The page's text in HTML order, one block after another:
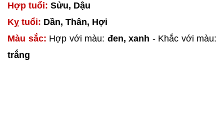
Hợp tuổi: Sửu, Dậu
Kỵ tuổi: Dần, Thân, Hợi
Màu sắc: Hợp với màu: đen, xanh - Khắc với màu:
trắng